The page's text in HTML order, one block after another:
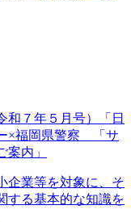
和７年５月号）「日
×福岡県警察 「サ
内」
企業等を対象に、そ
する基本的な知識を